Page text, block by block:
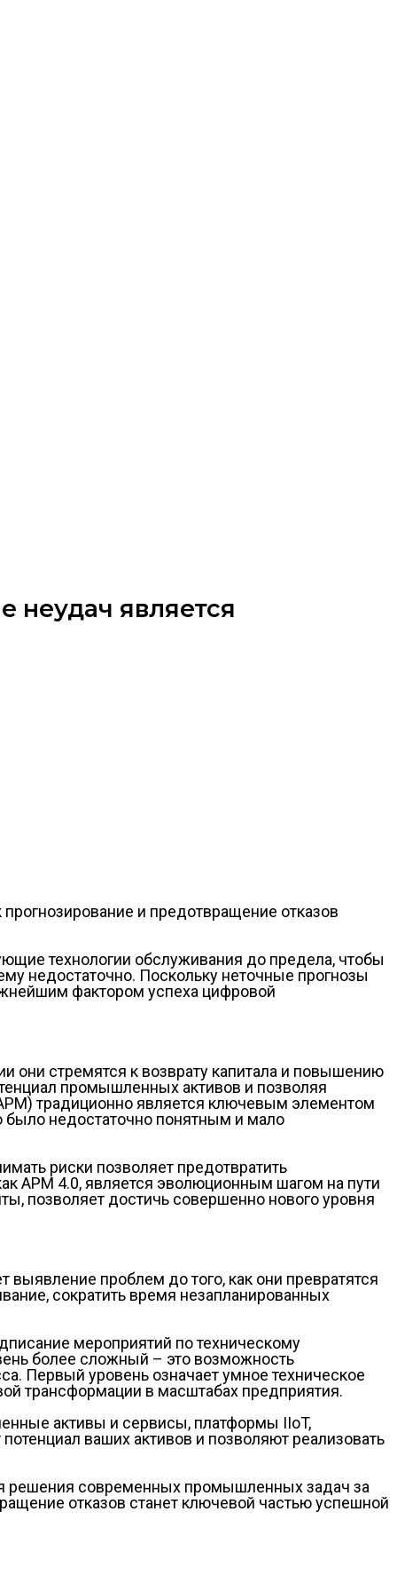
неудач является
и предотвращение отказов
технологии обслуживания до предела, чтобы
недостаточно. Поскольку неточные прогнозы
фактором успеха цифровой
они стремятся к возврату капитала и повышению
промышленных активов и позволяя
традиционно является ключевым элементом
было недостаточно понятным и мало
риски позволяет предотвратить
APM 4.0, является эволюционным шагом на пути
позволяет достичь совершенно нового уровня
проблем до того, как они превратятся
сократить время незапланированных
мероприятий по техническому
более сложный – это возможность
Первый уровень означает умное техническое
трансформации в масштабах предприятия.
активы и сервисы, платформы IIoT,
ваших активов и позволяют реализовать
решения современных промышленных задач за
отказов станет ключевой частью успешной